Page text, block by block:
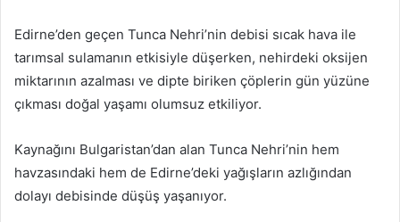
Edirne’den geçen Tunca Nehri’nin debisi sıcak hava ile
tarımsal sulamanın etkisiyle düşerken, nehirdeki oksijen
miktarının azalması ve dipte biriken çöplerin gün yüzüne
çıkması doğal yaşamı olumsuz etkiliyor.
Kaynağını Bulgaristan’dan alan Tunca Nehri’nin hem
havzasındaki hem de Edirne’deki yağışların azlığından
dolayı debisinde düşüş yaşanıyor.